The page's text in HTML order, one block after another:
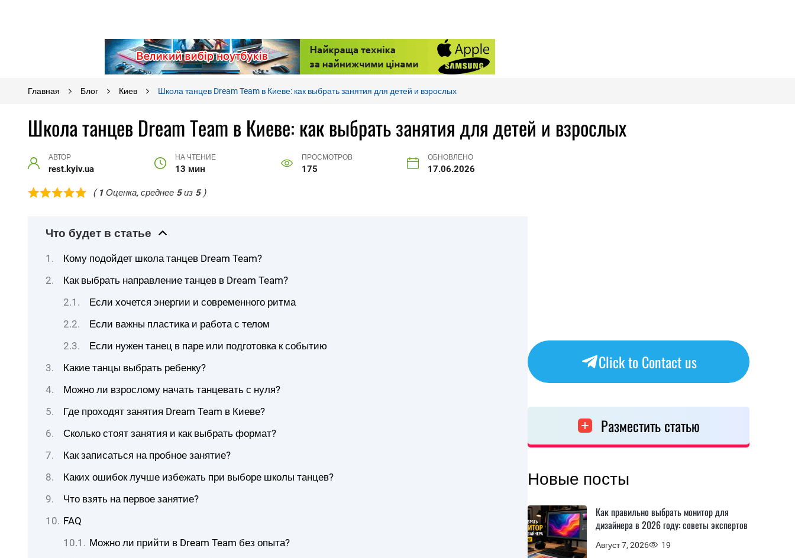
Главная Блог Киев Школа танцев Dream Team в Киеве: как выбрать занятия для детей и взрослых
Школа танцев Dream Team в Киеве: как выбрать занятия для детей и взрослых
АВТОР
rest.kyiv.ua
НА ЧТЕНИЕ
13 мин
ПРОСМОТРОВ
175
ОБНОВЛЕНО
17.06.2026
( 1 Оценка, среднее 5из 5)
Что будет в статье
Кому подойдет школа танцев Dream Team?
Как выбрать направление танцев в Dream Team?
Если хочется энергии и современного ритма
Если важны пластика и работа с телом
Если нужен танец в паре или подготовка к событию
Какие танцы выбрать ребенку?
Можно ли взрослому начать танцевать с нуля?
Где проходят занятия Dream Team в Киеве?
Сколько стоят занятия и как выбрать формат?
Как записаться на пробное занятие?
Каких ошибок лучше избежать при выборе школы танцев?
Что взять на первое занятие?
FAQ
Можно ли прийти в Dream Team без опыта?
Click to Contact us
Разместить статью
Новые посты
Август 7, 2026 19
Как правильно выбрать монитор для
дизайнера в 2026 году: советы экспертов